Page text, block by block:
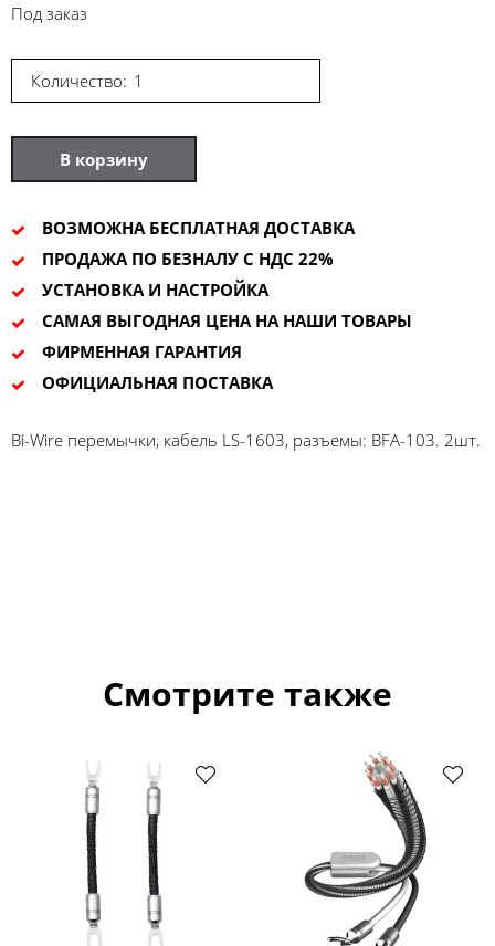
Под заказ
Количество:
В корзину
ВОЗМОЖНА БЕСПЛАТНАЯ ДОСТАВКА
ПРОДАЖА ПО БЕЗНАЛУ С НДС 22%
УСТАНОВКА И НАСТРОЙКА
САМАЯ ВЫГОДНАЯ ЦЕНА НА НАШИ ТОВАРЫ
ФИРМЕННАЯ ГАРАНТИЯ
ОФИЦИАЛЬНАЯ ПОСТАВКА
Bi-Wire перемычки, кабель LS-1603, разъемы: BFA-103. 2шт.
Смотрите также